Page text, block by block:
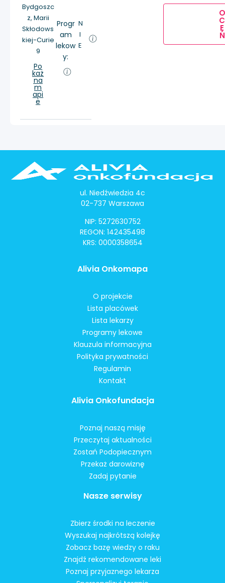
Bydgoszc
z, Marii
Skłodows
kiej-Curie
9
Po
każ
na
m
api
e
Progr
am
lekow
y:
N
I
E
O
C
E
Ń
ul. Niedźwiedzia 4c
02-737 Warszawa
NIP: 5272630752
REGON: 142435498
KRS: 0000358654
Alivia Onkomapa
O projekcie
Lista placówek
Lista lekarzy
Programy lekowe
Klauzula informacyjna
Polityka prywatności
Regulamin
Kontakt
Alivia Onkofundacja
Poznaj naszą misję
Przeczytaj aktualności
Zostań Podopiecznym
Przekaż darowiznę
Zadaj pytanie
Nasze serwisy
Zbierz środki na leczenie
Wyszukaj najkrótszą kolejkę
Zobacz bazę wiedzy o raku
Znajdź rekomendowane leki
Poznaj przyjaznego lekarza